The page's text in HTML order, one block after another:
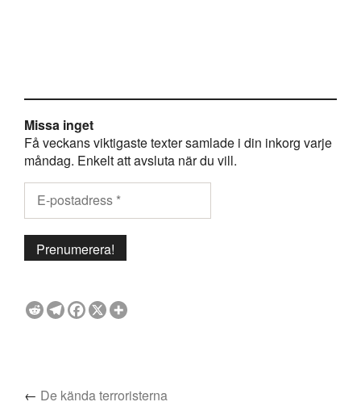
Missa inget
Få veckans viktigaste texter samlade i din inkorg varje
måndag. Enkelt att avsluta när du vill.
← De kända terroristerna